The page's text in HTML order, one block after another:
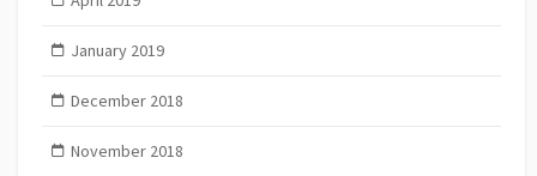
January 2019
December 2018
November 2018